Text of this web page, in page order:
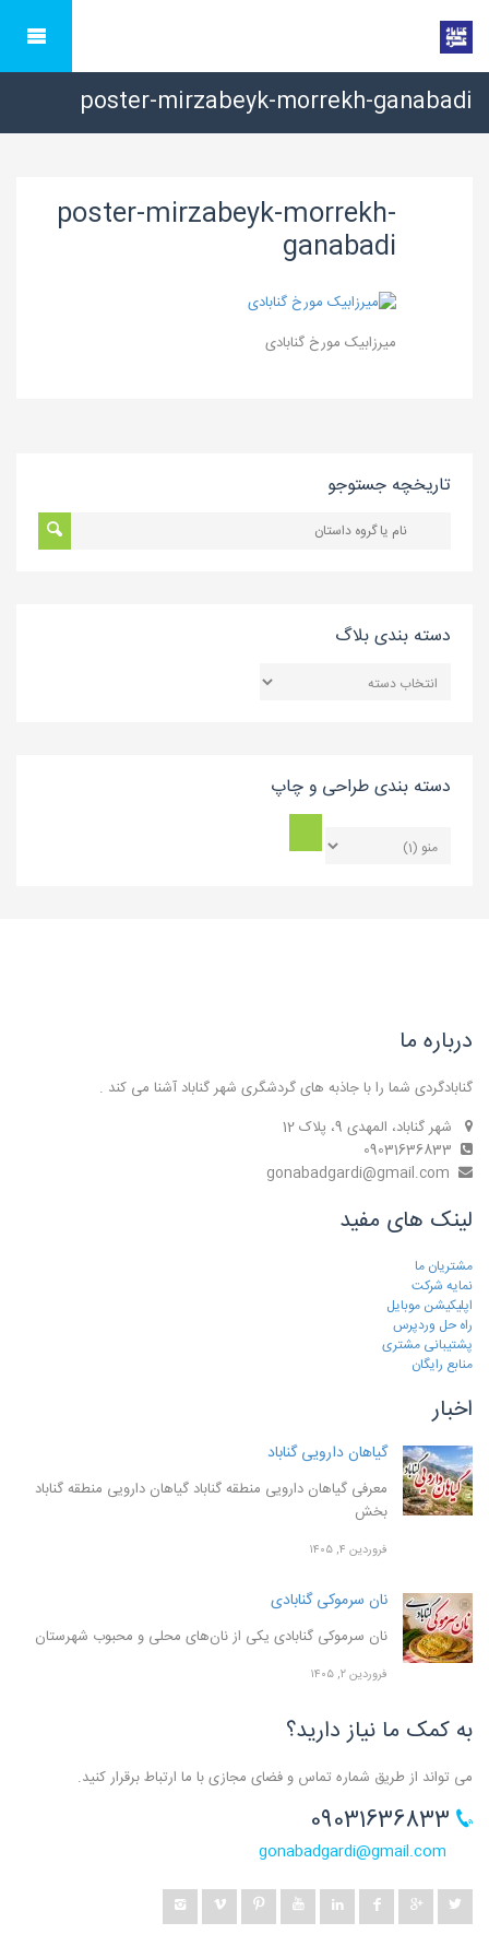
poster-mirzabeyk-morrekh-ganabadi
poster-mirzabeyk-morrekh-
ganabadi
میرزابیک مورخ گنابادی
تاریخچه جستوجو
دسته بندی بلاگ
بندی
دسته بندی طراحی و چاپ
درباره ما
گنابادگردی شما را با جاذبه های گردشگری شهر گناباد آشنا می کند .
شهر گناباد، المهدی 9، پلاک 12
لینک های مفید
مشتریان ما
نمایه شرکت
اپلیکیشن موبایل
راه حل وردپرس
پشتیبانی مشتری
منابع رایگان
اخبار
گیاهان دارویی گناباد
معرفی گیاهان دارویی منطقه گناباد گیاهان دارویی منطقه گناباد
بخش
فروردین ۴, ۱۴۰۵
نان سرموکی گنابادی
نان سرموکی گنابادی یکی از نان‌های محلی و محبوب شهرستان
فروردین ۲, ۱۴۰۵
به کمک ما نیاز دارید؟
می تواند از طریق شماره تماس و فضای مجازی با ما ارتباط برقرار کنید.
gonabadgardi@gmail.com